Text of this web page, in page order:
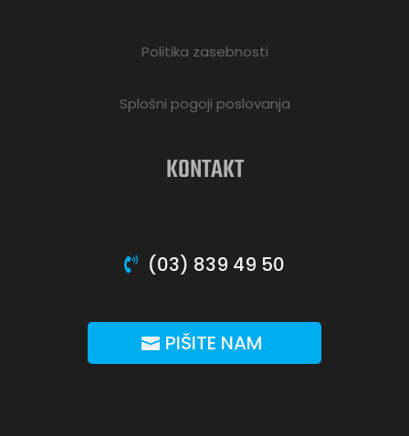
Politika zasebnosti
Splošni pogoji poslovanja
KONTAKT
(03) 839 49 50
PIŠITE NAM